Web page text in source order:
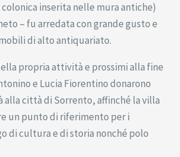
inserita nelle mura antiche)
– fu arredata con grande gusto e
di alto antiquariato.
propria attività e prossimi alla fine
e Lucia Fiorentino donarono
alla città di Sorrento, affinché la villa
un punto di riferimento per i
di cultura e di storia nonché polo